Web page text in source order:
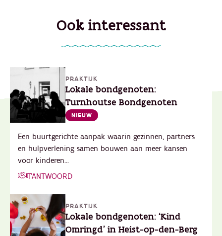
Ook interessant
PRAKTIJK
Lokale bondgenoten:
Turnhoutse Bondgenoten
NIEUW
Een buurtgerichte aanpak waarin gezinnen, partners
en hulpverlening samen bouwen aan meer kansen
voor kinderen...
T'ANTWOORD
PRAKTIJK
Lokale bondgenoten: ‘Kind
Omringd’ in Heist-op-den-Berg